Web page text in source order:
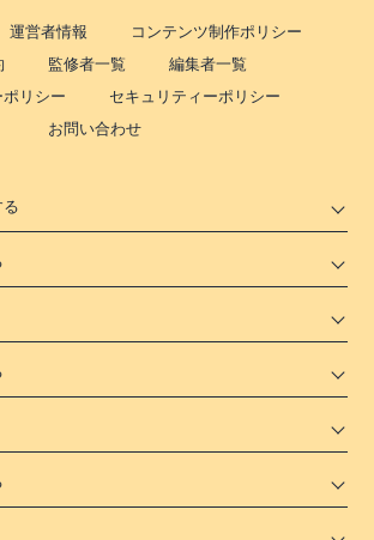
運営者情報
コンテンツ制作ポリシー
監修者一覧
編集者一覧
リシー
セキュリティーポリシー
お問い合わせ